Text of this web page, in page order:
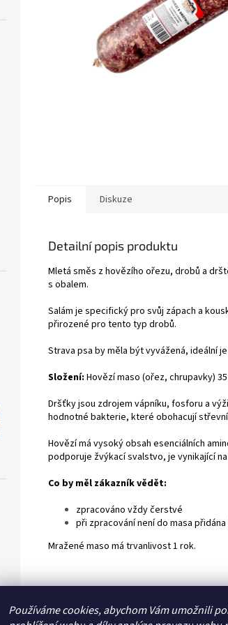
Používáme cookies, abychom Vám umožnili
Popis Diskuze
Detailní popis produktu
Mletá směs z hovězího ořezu, drobů a
s obalem.
Salám je specifický pro svůj zápach a
přirozené pro tento typ drobů.
Strava psa by měla být vyvážená, ideální
Složení: Hovězí maso (ořez, chrupavky)
Dršťky jsou zdrojem vápníku, fosforu a
hodnotné bakterie, které obohacují
Hovězí má vysoký obsah esenciálních
podporuje žvýkací svalstvo, je vynikající
Co by měl zákazník vědět:
zpracováno vždy čerstvé
při zpracování není do masa
Mražené maso má trvanlivost 1 rok.